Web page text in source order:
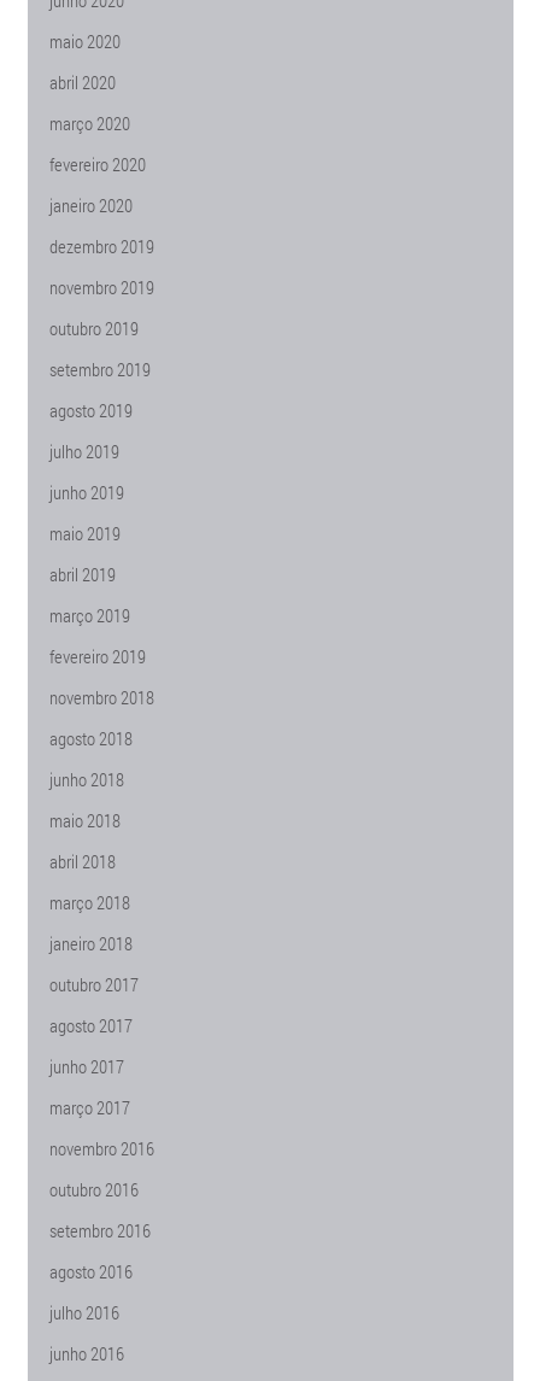
maio 2020
abril 2020
março 2020
fevereiro 2020
janeiro 2020
dezembro 2019
novembro 2019
outubro 2019
setembro 2019
agosto 2019
julho 2019
junho 2019
maio 2019
abril 2019
março 2019
fevereiro 2019
novembro 2018
agosto 2018
junho 2018
maio 2018
abril 2018
março 2018
janeiro 2018
outubro 2017
agosto 2017
junho 2017
março 2017
novembro 2016
outubro 2016
setembro 2016
agosto 2016
julho 2016
junho 2016